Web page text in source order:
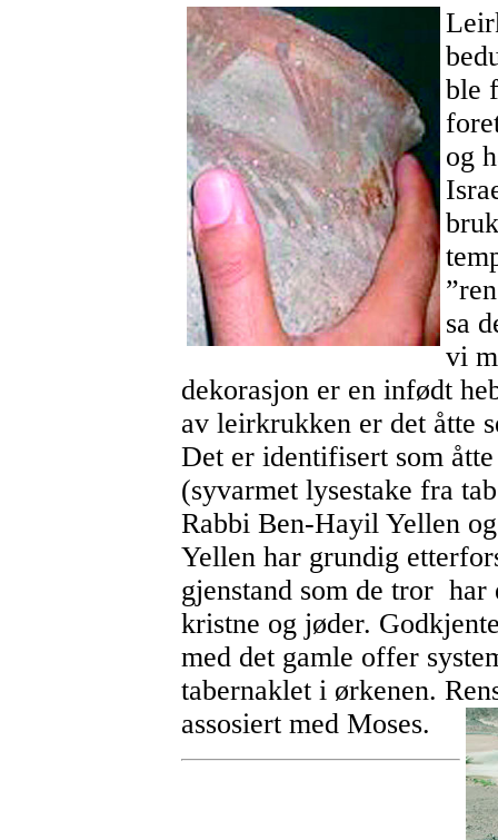
ble
og
sa
vi
dekorasjon er en infødt
av leirkrukken er det åtte
Det er identifisert som
(syvarmet lysestake fra
Rabbi Ben-Hayil Yellen
Yellen har grundig
gjenstand som de tror
kristne og jøder.
med det gamle offer
tabernaklet i ørkenen.
assosiert med Moses.